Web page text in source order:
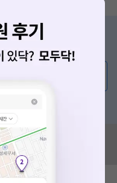
있나요?
려요!
게시글 보러가기